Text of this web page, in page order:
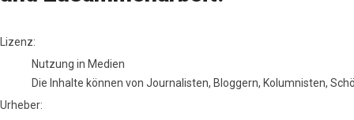
Insight Events
Lizenz:
Nutzung in Medien
Die Inhalte können von Journalisten, Bloggern, Kolumnisten,
Urheber: